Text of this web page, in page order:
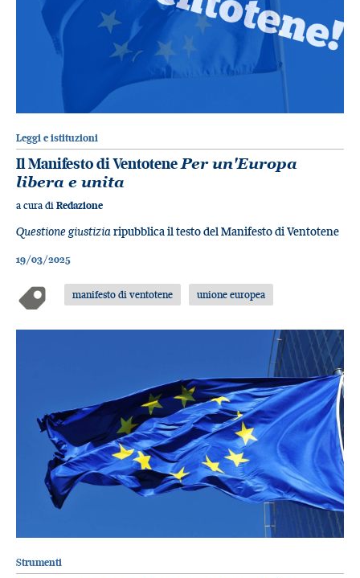
Leggi e istituzioni
Il Manifesto di VentotenePer un'Europa
libera e unita
a cura di Redazione
Questione giustiziaripubblica il testo del Manifesto di Ventotene
19/03/2025
manifesto di ventotene unione europea
Strumenti